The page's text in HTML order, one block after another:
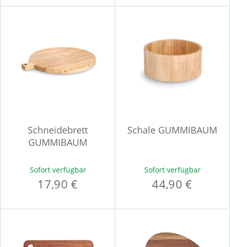
Schneidebrett
GUMMIBAUM
Sofort verfügbar
17,90 €
Schale GUMMIBAUM
Sofort verfügbar
44,90 €